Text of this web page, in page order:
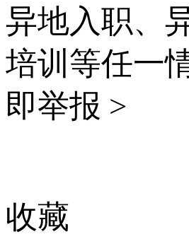
异地入职、
培训等任一
即举报 >
收藏